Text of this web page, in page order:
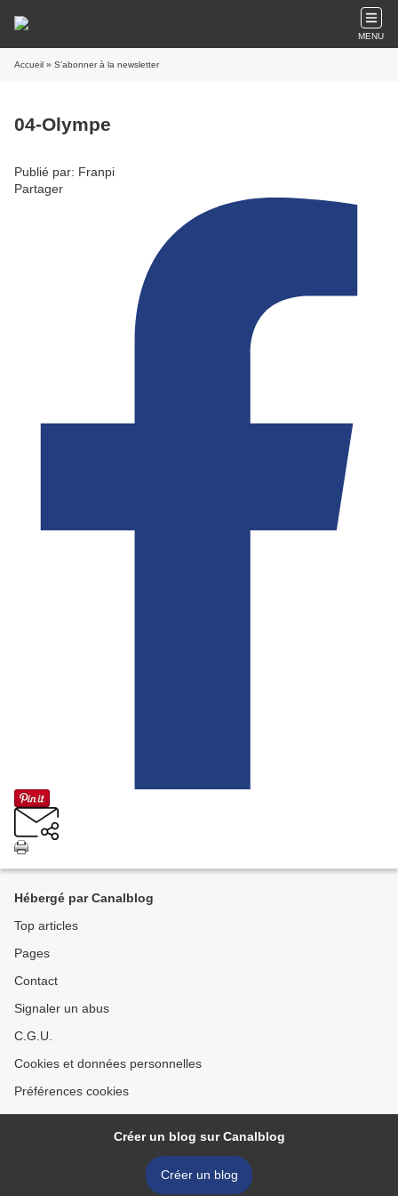
MENU
Accueil » S'abonner à la newsletter
04-Olympe
Publié par: Franpi
Partager
Hébergé par Canalblog
Top articles
Pages
Contact
Signaler un abus
C.G.U.
Cookies et données personnelles
Préférences cookies
Créer un blog sur Canalblog
Créer un blog